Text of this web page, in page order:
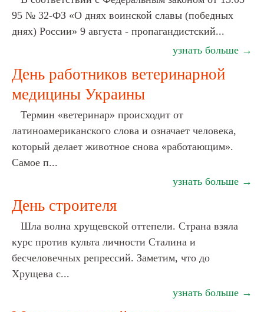
95 № 32-ФЗ «О днях воинской славы (победных
днях) России» 9 августа - пропагандистский...
узнать больше →
День работников ветеринарной
медицины Украины
Термин «ветеринар» происходит от
латиноамериканского слова и означает человека,
который делает животное снова «работающим».
Самое п...
узнать больше →
День строителя
Шла волна хрущевской оттепели. Страна взяла
курс против культа личности Сталина и
бесчеловечных репрессий. Заметим, что до
Хрущева с...
узнать больше →